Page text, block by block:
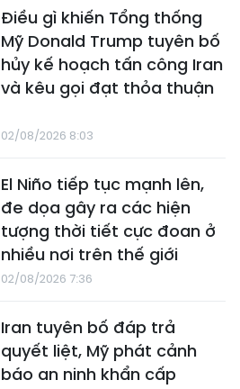
Điều gì khiến Tổng thống
Mỹ Donald Trump tuyên bố
hủy kế hoạch tấn công Iran
và kêu gọi đạt thỏa thuận
02/08/2026 8:03
El Niño tiếp tục mạnh lên,
đe dọa gây ra các hiện
tượng thời tiết cực đoan ở
nhiều nơi trên thế giới
02/08/2026 7:36
Iran tuyên bố đáp trả
quyết liệt, Mỹ phát cảnh
báo an ninh khẩn cấp